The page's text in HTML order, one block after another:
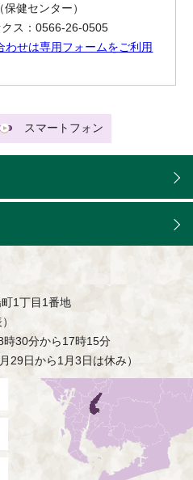
健センター）
ス：0566-26-0505
わせは専用フォームをご利用
スマートフォン
1丁目1番地
30分から17時15分
29日から1月3日は休み）